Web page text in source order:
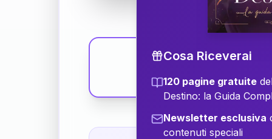
Cosa Riceverai
120 pagine gratuite
Destino: la Guida
Newsletter esclusiva
contenuti speciali